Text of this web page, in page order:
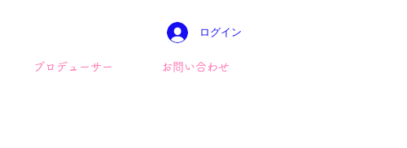
プロデューサー お問い合わせ
ログイン